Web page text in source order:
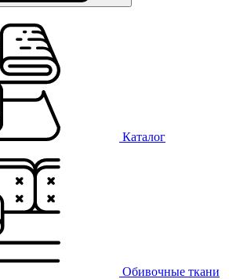
Каталог
Обивочные ткани